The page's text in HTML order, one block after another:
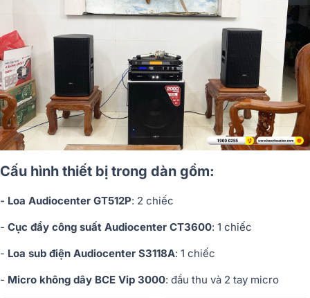
Cấu hình thiết bị trong dàn gồm:
- Loa Audiocenter GT512P: 2 chiếc
- Cục đẩy công suất Audiocenter CT3600: 1 chiếc
- Loa sub điện Audiocenter S3118A: 1 chiếc
- Micro không dây BCE Vip 3000: đầu thu và 2 tay micro